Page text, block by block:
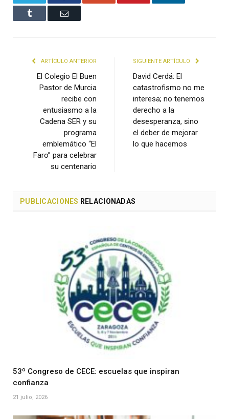
Tumblr Email
ARTÍCULO ANTERIOR
El Colegio El Buen
Pastor de Murcia
recibe con
entusiasmo a la
Cadena SER y su
programa
emblemático “El
Faro” para celebrar
su centenario
SIGUIENTE ARTÍCULO
David Cerdá: El
catastrofismo no me
interesa; no tenemos
derecho a la
desesperanza, sino
el deber de mejorar
lo que hacemos
PUBLICACIONES RELACIONADAS
53º Congreso de CECE: escuelas que inspiran
confianza
21 julio, 2026